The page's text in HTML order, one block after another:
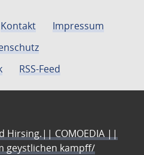
Kontakt
Impressum
RSS-Feed
Hirsing.|| COMOEDIA ||
geystlichen kampff/